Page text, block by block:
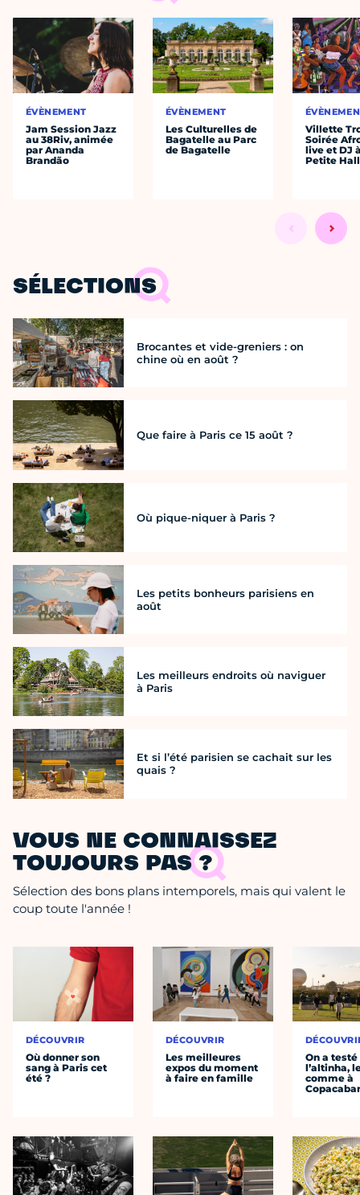
ÉVÈNEMENT
Jam Session Jazz
au 38Riv, animée
par Ananda
Brandão
ÉVÈNEMENT
Les Culturelles de
Bagatelle au Parc
de Bagatelle
Villette
Soirée
live et DJ
Petite
SÉLECTIONS
Brocantes et vide-greniers : on
chine où en août ?
Que faire à Paris ce 15 août ?
Où pique-niquer à Paris ?
Les petits bonheurs parisiens en
août
Les meilleurs endroits où naviguer
à Paris
Et si l’été parisien se cachait sur les
quais ?
VOUS NE CONNAISSEZ
TOUJOURS PAS ?
Sélection des bons plans intemporels, mais qui valent le
coup toute l'année !
DÉCOUVRIR
Où donner son
sang à Paris cet
été ?
DÉCOUVRIR
Les meilleures
expos du moment
à faire en famille
On a testé
l’altinha,
comme à